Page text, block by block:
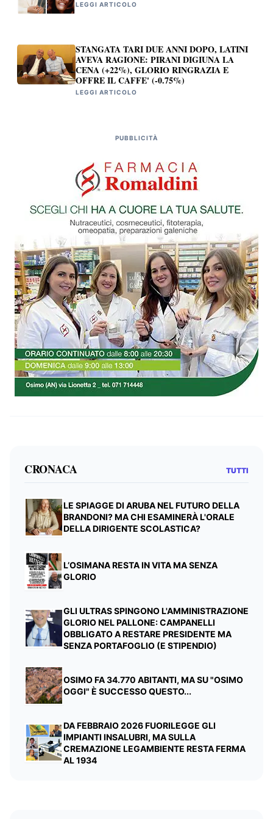
LEGGI ARTICOLO
STANGATA TARI DUE ANNI DOPO, LATINI
AVEVA RAGIONE: PIRANI DIGIUNA LA
CENA (+22%), GLORIO RINGRAZIA E
OFFRE IL CAFFE' (-0.75%)
LEGGI ARTICOLO
PUBBLICITÀ
CRONACA TUTTI
LE SPIAGGE DI ARUBA NEL FUTURO DELLA
BRANDONI? MA CHI ESAMINERÀ L'ORALE
DELLA DIRIGENTE SCOLASTICA?
L’OSIMANA RESTA IN VITA MA SENZA
GLORIO
GLI ULTRAS SPINGONO L'AMMINISTRAZIONE
GLORIO NEL PALLONE: CAMPANELLI
OBBLIGATO A RESTARE PRESIDENTE MA
SENZA PORTAFOGLIO (E STIPENDIO)
OSIMO FA 34.770 ABITANTI, MA SU "OSIMO
OGGI" È SUCCESSO QUESTO...
DA FEBBRAIO 2026 FUORILEGGE GLI
IMPIANTI INSALUBRI, MA SULLA
CREMAZIONE LEGAMBIENTE RESTA FERMA
AL 1934